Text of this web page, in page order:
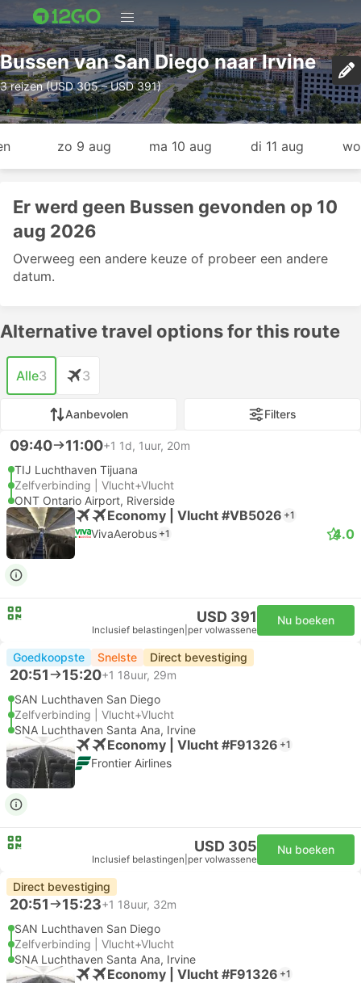
Bussen van San Diego naar Irvine
3 reizen (USD 305 – USD 391)
zo 9 aug ma 10 aug di 11 aug
Er werd geen Bussen gevonden op 10
aug 2026
Overweeg een andere keuze of probeer een andere
datum.
Alternative travel options for this route
Alle3 3
Aanbevolen Filters
09:40 11:00+1 1d, 1uur, 20m
TIJ Luchthaven Tijuana
Zelfverbinding | Vlucht+Vlucht
ONT Ontario Airport, Riverside
Economy | Vlucht #VB5026 +1
VivaAerobus +1 4.0
USD 391
Inclusief belastingen per volwassene
Nu boeken
Goedkoopste Snelste Direct bevestiging
20:51 15:20+1 18uur, 29m
SAN Luchthaven San Diego
Zelfverbinding | Vlucht+Vlucht
SNA Luchthaven Santa Ana, Irvine
Economy | Vlucht #F91326 +1
Frontier Airlines
USD 305
Inclusief belastingen per volwassene
Nu boeken
Direct bevestiging
20:51 15:23+1 18uur, 32m
SAN Luchthaven San Diego
Zelfverbinding | Vlucht+Vlucht
SNA Luchthaven Santa Ana, Irvine
Economy | Vlucht #F91326 +1